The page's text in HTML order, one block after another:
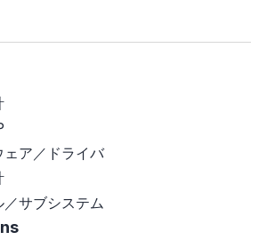
ア／ドライバ
サブシステム